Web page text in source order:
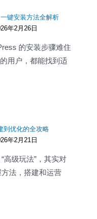
键安装方法全解析
年2月26日
的安装步骤难住
用户，都能找到适
到优化的全攻略
年2月21日
高级玩法”，其实对
法，搭建和运营